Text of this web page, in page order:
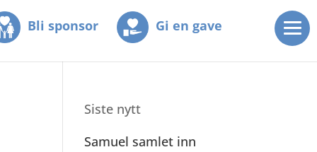
Bli sponsor Gi en gave
Siste nytt
Samuel samlet inn